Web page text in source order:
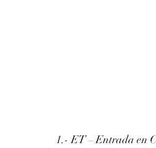
1.- ET – Entrada en